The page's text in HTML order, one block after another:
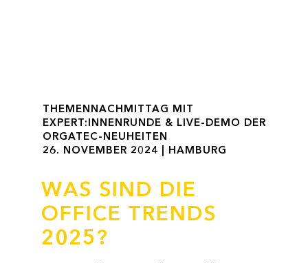
THEMENNACHMITTAG MIT
EXPERT:INNENRUNDE & LIVE-DEMO DER
ORGATEC-NEUHEITEN
26. NOVEMBER 2024 | HAMBURG
WAS SIND DIE
OFFICE TRENDS
2025?